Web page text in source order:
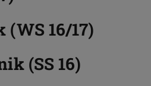
16/17)
(SS 16)